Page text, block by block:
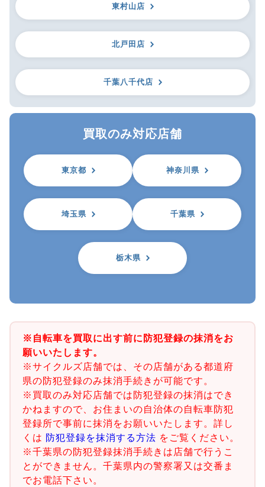
東村山店
北戸田店
千葉八千代店
買取のみ対応店舗
東京都 神奈川県
埼玉県 千葉県
栃木県
※自転車を買取に出す前に防犯登録の抹消をお
願いいたします。
※サイクルズ店舗では、その店舗がある都道府
県の防犯登録のみ抹消手続きが可能です。
※買取のみ対応店舗では防犯登録の抹消はでき
かねますので、お住まいの自治体の自転車防犯
登録所で事前に抹消をお願いいたします。詳し
くは 防犯登録を抹消する方法 をご覧ください。
※千葉県の防犯登録抹消手続きは店舗で行うこ
とができません。千葉県内の警察署又は交番ま
でお電話下さい。